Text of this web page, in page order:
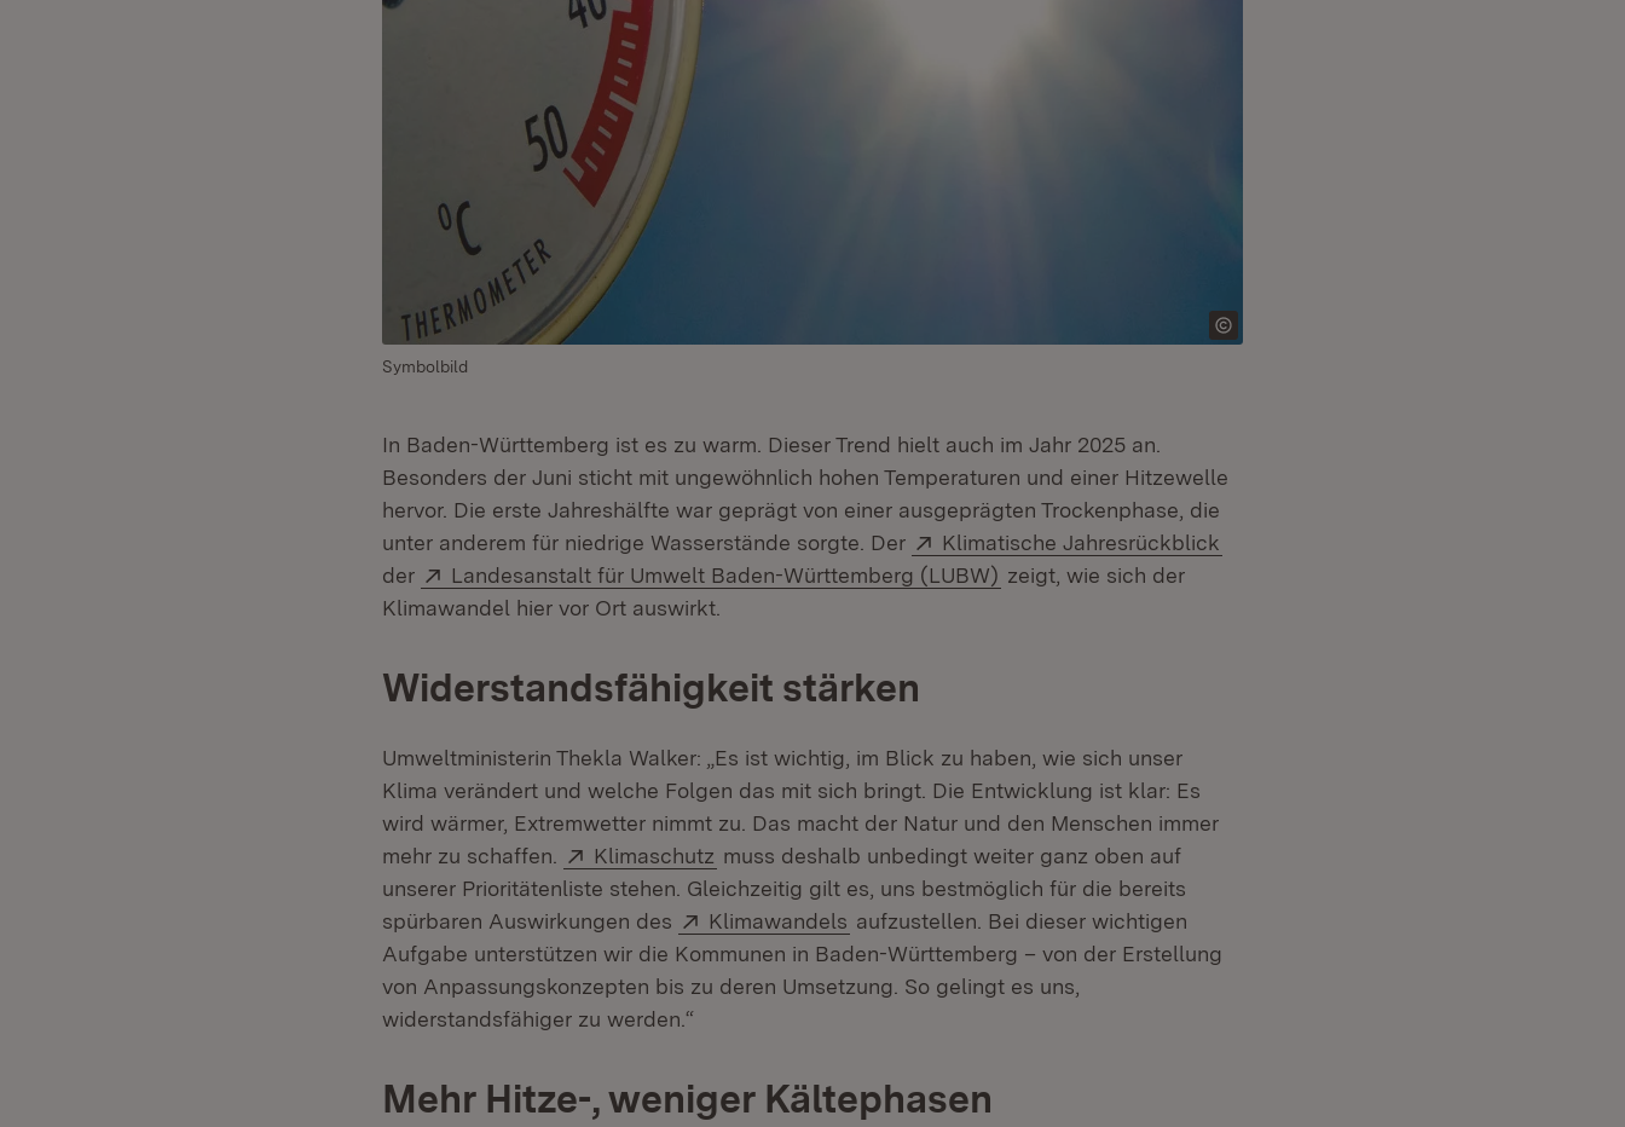
Symbolbild
In Baden-Württemberg ist es zu warm. Dieser Trend hielt auch im Jahr 2025 an.
Besonders der Juni sticht mit ungewöhnlich hohen Temperaturen und einer Hitzewelle
hervor. Die erste Jahreshälfte war geprägt von einer ausgeprägten Trockenphase, die
unter anderem für niedrige Wasserstände sorgte. Der
Extern:
Klimatische Jahresrückblick
der
Extern:
Landesanstalt für Umwelt Baden-Württemberg (LUBW) (Öffnet in neuem Fenster)
zeigt, wie sich der
Klimawandel hier vor Ort auswirkt.
Widerstandsfähigkeit stärken
Umweltministerin Thekla Walker: „Es ist wichtig, im Blick zu haben, wie sich unser
Klima verändert und welche Folgen das mit sich bringt. Die Entwicklung ist klar: Es
wird wärmer, Extremwetter nimmt zu. Das macht der Natur und den Menschen immer
mehr zu schaffen.
Extern:
Klimaschutz (Öffnet in neuem Fenster)
muss deshalb unbedingt weiter ganz oben auf
unserer Prioritätenliste stehen. Gleichzeitig gilt es, uns bestmöglich für die bereits
spürbaren Auswirkungen des
Extern:
Klimawandels (Öffnet in neuem Fenster)
aufzustellen. Bei dieser wichtigen
Aufgabe unterstützen wir die Kommunen in Baden-Württemberg – von der Erstellung
von Anpassungskonzepten bis zu deren Umsetzung. So gelingt es uns,
widerstandsfähiger zu werden.“
Mehr Hitze-, weniger Kältephasen